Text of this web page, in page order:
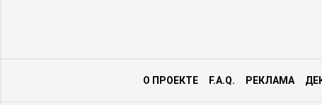
О ПРОЕКТЕ F.A.Q. РЕКЛАМА